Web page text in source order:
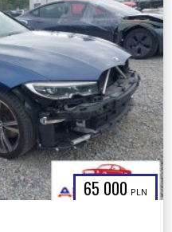
65 000 PLN